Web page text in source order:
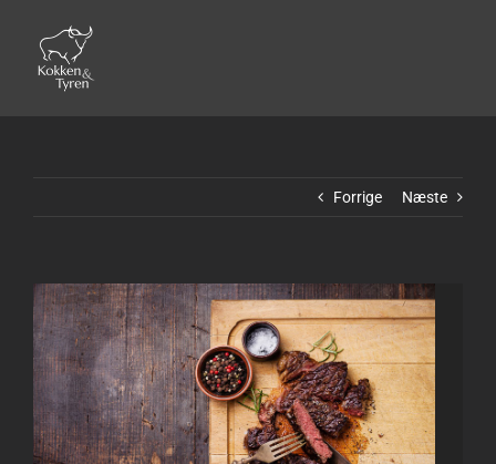
content
Forrige Næste